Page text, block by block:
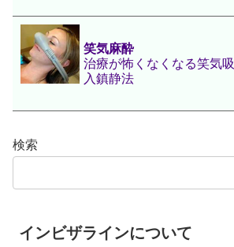
笑気麻酔
治療が怖くなくなる笑気吸
入鎮静法
検索
インビザラインについて